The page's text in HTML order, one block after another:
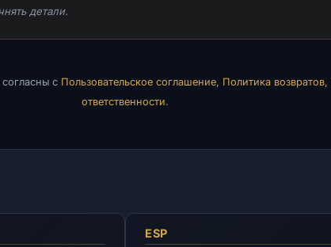
детали.
с Пользовательское соглашение, Политика возвратов,
ответственности.
ESP